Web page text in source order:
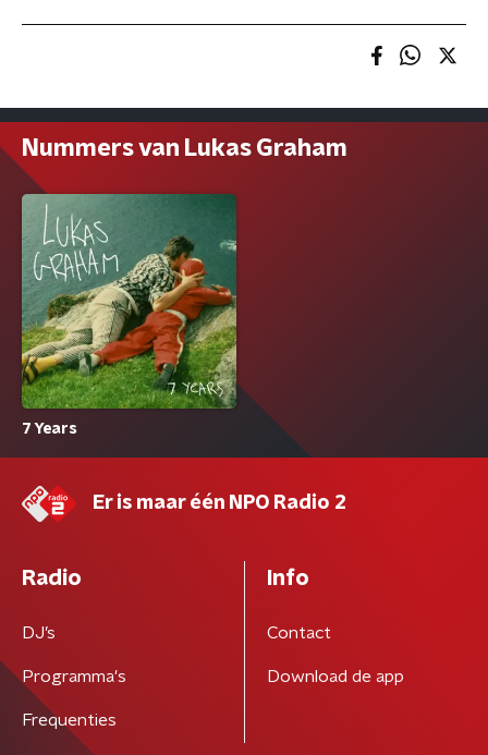
Nummers van Lukas Graham
7 Years
Er is maar één NPO Radio 2
Radio
DJ’s
Programma's
Frequenties
Info
Contact
Download de app